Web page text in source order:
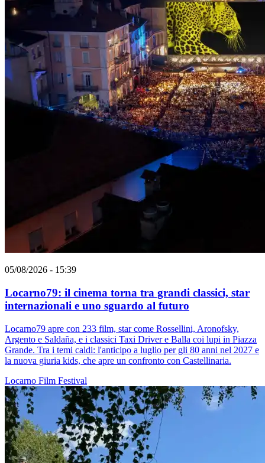
05/08/2026 - 15:39
Locarno79: il cinema torna tra grandi classici, star
internazionali e uno sguardo al futuro
Locarno79 apre con 233 film, star come Rossellini, Aronofsky,
Argento e Saldaña, e i classici Taxi Driver e Balla coi lupi in Piazza
Grande. Tra i temi caldi: l'anticipo a luglio per gli 80 anni nel 2027 e
la nuova giuria kids, che apre un confronto con Castellinaria.
Locarno Film Festival